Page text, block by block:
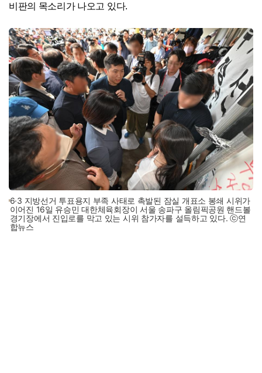
비판의 목소리가 나오고 있다.
6·3 지방선거 투표용지 부족 사태로 촉발된 잠실 개표소 봉쇄 시위가
이어진 16일 유승민 대한체육회장이 서울 송파구 올림픽공원 핸드볼
경기장에서 진입로를 막고 있는 시위 참가자를 설득하고 있다. ⓒ연
합뉴스